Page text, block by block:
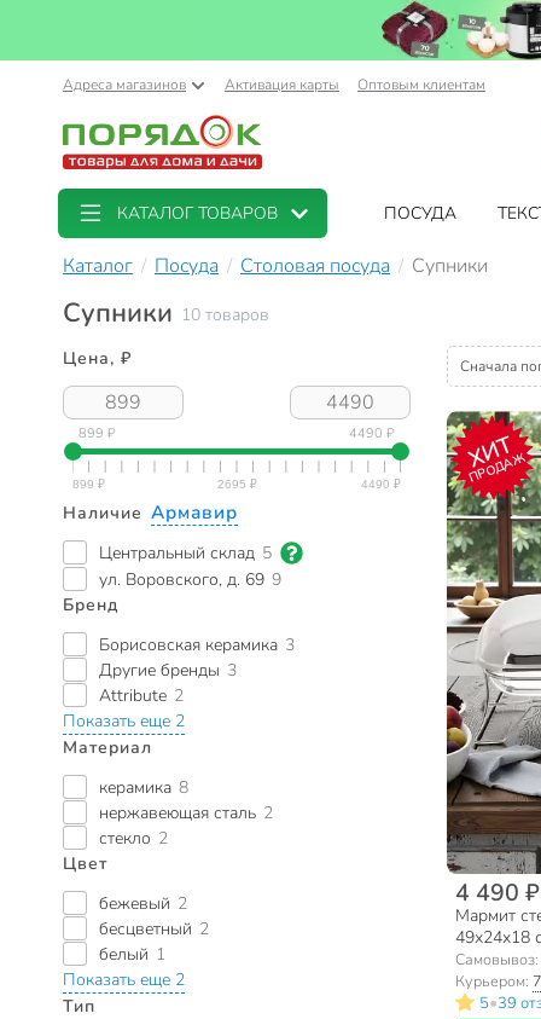
Адреса магазинов Активация карты Оптовым клиентам
КАТАЛОГ ТОВАРОВ ПОСУДА
Каталог Посуда Столовая посуда Супники
Супники 10 товаров
Цена, ₽
899 ₽ 4490 ₽
Наличие Армавир
Центральный склад 5
ул. Воровского, д. 69 9
Бренд
Борисовская керамика 3
Другие бренды 3
Attribute 2
Показать еще 2
Материал
керамика 8
нержавеющая сталь 2
стекло 2
Цвет
бежевый 2
бесцветный 2
белый 1
Показать еще 2
Тип
Сначала
ХИТ
ПРОДАЖ
4 490 ₽
Мармит
49х24х18
ABI020
Самовывоз:
Курьером:
5•39